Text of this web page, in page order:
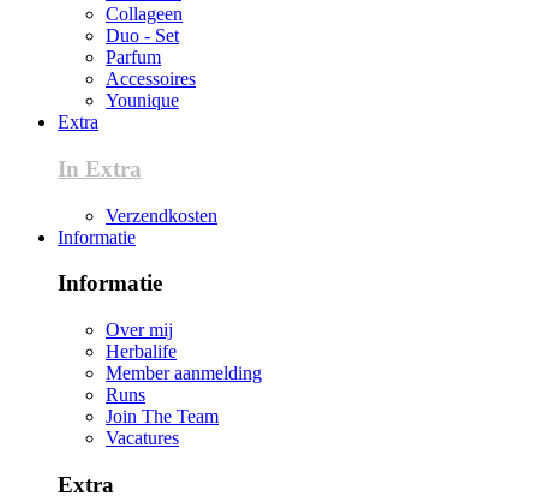
Collageen
Duo - Set
Parfum
Accessoires
Younique
Extra
In Extra
Verzendkosten
Informatie
Informatie
Over mij
Herbalife
Member aanmelding
Runs
Join The Team
Vacatures
Extra